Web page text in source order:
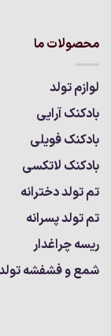
محصولات ما
لوازم تولد
بادکنک آرایی
بادکنک فویلی
بادکنک لاتکسی
تم تولد دخترانه
تم تولد پسرانه
ریسه چراغدار
شمع و فشفشه